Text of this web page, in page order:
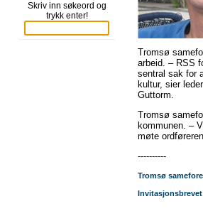
Skriv inn søkeord og
trykk enter!
Tromsø
arbeid. – RSS
sentral sak for
kultur, sier
Guttorm.
Tromsø
kommunen. –
møte
----------
Tromsø